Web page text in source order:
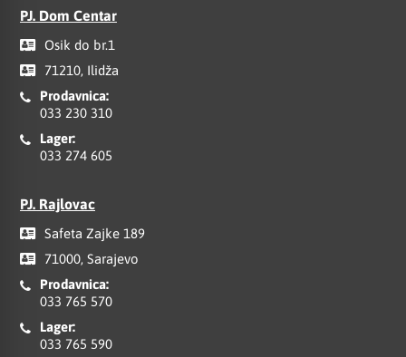
PJ. Dom Centar
Osik do br.1
71210, Ilidža
Prodavnica:
033 230 310
Lager:
033 274 605
PJ. Rajlovac
Safeta Zajke 189
71000, Sarajevo
Prodavnica:
033 765 570
Lager:
033 765 590